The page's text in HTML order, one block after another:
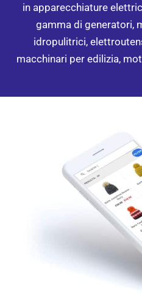
in apparecchiature
gamma di generatori,
idropulitrici,
macchinari per edilizia,